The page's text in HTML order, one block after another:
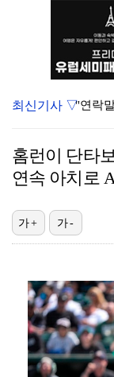
최신기사 ▽
홈런이 단타
연속 아치로
가+ 가-